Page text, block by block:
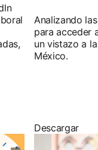
Analizando
para acceder
un vistazo a
México.
Descargar